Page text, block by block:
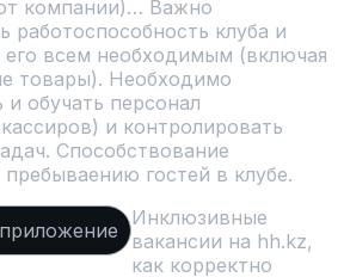
компании)… Важно
работоспособность клуба и
его всем необходимым (включая
товары). Необходимо
и обучать персонал
и контролировать
Способствование
гостей в клубе.
Инклюзивные
вакансии на hh.kz,
как корректно